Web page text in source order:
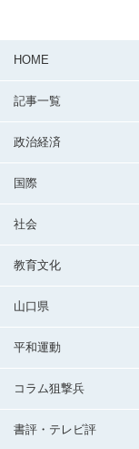
HOME
記事一覧
政治経済
国際
社会
教育文化
山口県
平和運動
コラム狙撃兵
書評・テレビ評